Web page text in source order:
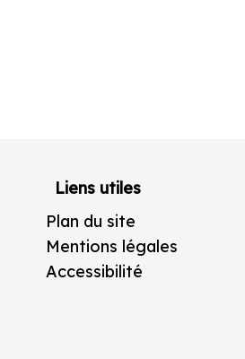
Liens utiles
Plan du site
Mentions légales
Accessibilité